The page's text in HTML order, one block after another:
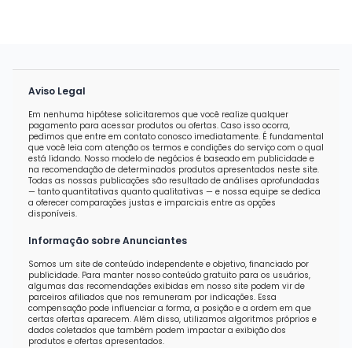
Aviso Legal
Em nenhuma hipótese solicitaremos que você realize qualquer
pagamento para acessar produtos ou ofertas. Caso isso ocorra,
pedimos que entre em contato conosco imediatamente. É fundamental
que você leia com atenção os termos e condições do serviço com o qual
está lidando. Nosso modelo de negócios é baseado em publicidade e
na recomendação de determinados produtos apresentados neste site.
Todas as nossas publicações são resultado de análises aprofundadas
— tanto quantitativas quanto qualitativas — e nossa equipe se dedica
a oferecer comparações justas e imparciais entre as opções
disponíveis.
Informação sobre Anunciantes
Somos um site de conteúdo independente e objetivo, financiado por
publicidade. Para manter nosso conteúdo gratuito para os usuários,
algumas das recomendações exibidas em nosso site podem vir de
parceiros afiliados que nos remuneram por indicações. Essa
compensação pode influenciar a forma, a posição e a ordem em que
certas ofertas aparecem. Além disso, utilizamos algoritmos próprios e
dados coletados que também podem impactar a exibição dos
produtos e ofertas apresentados.